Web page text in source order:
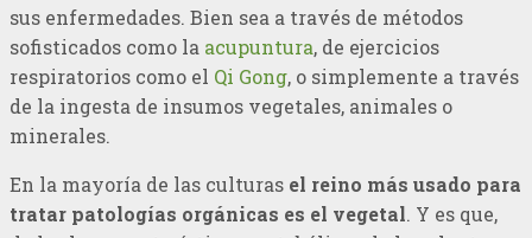
sus enfermedades. Bien sea a través de métodos
sofisticados como la acupuntura, de ejercicios
respiratorios como el Qi Gong, o simplemente a través
de la ingesta de insumos vegetales, animales o
minerales.
En la mayoría de las culturas el reino más usado para
tratar patologías orgánicas es el vegetal. Y es que,